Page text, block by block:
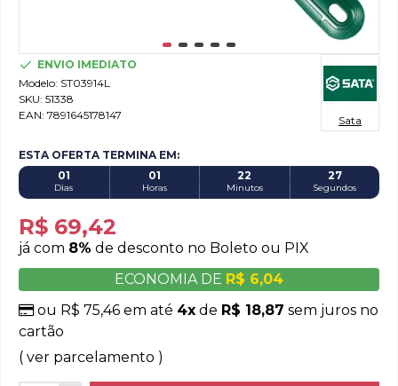
ENVIO IMEDIATO
Modelo: ST03914L
SKU: 51338
EAN: 7891645178147 Sata
ESTA OFERTA TERMINA EM:
01
Dias
01
Horas
22
Minutos
27
Segundos
R$ 69,42
já com 8% de desconto no Boleto ou PIX
ECONOMIA DE R$ 6,04
ou R$ 75,46 em até 4x de R$ 18,87 sem juros no
cartão
( ver parcelamento )